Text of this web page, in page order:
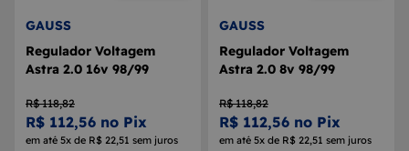
GAUSS
Regulador Voltagem
Astra 2.0 16v 98/99
R$ 118,82
R$ 112,56 no Pix
em até 5x de R$ 22,51 sem juros
GAUSS
Regulador Voltagem
Astra 2.0 8v 98/99
R$ 118,82
R$ 112,56 no Pix
em até 5x de R$ 22,51 sem juros